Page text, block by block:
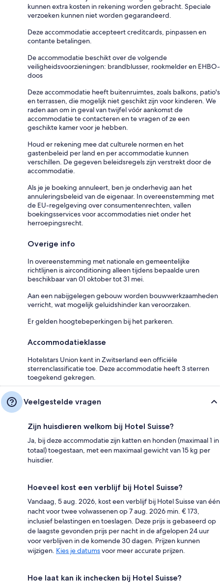
kunnen extra kosten in rekening worden gebracht. Speciale
verzoeken kunnen niet worden gegarandeerd.
Deze accommodatie accepteert creditcards, pinpassen en
contante betalingen.
De accommodatie beschikt over de volgende
veiligheidsvoorzieningen: brandblusser, rookmelder en EHBO-
doos
Deze accommodatie heeft buitenruimtes, zoals balkons, patio's
en terrassen, die mogelijk niet geschikt zijn voor kinderen. We
raden aan om in geval van twijfel vóór aankomst de
accommodatie te contacteren en te vragen of ze een
geschikte kamer voor je hebben.
Houd er rekening mee dat culturele normen en het
gastenbeleid per land en per accommodatie kunnen
verschillen. De gegeven beleidsregels zijn verstrekt door de
accommodatie.
Als je je boeking annuleert, ben je onderhevig aan het
annuleringsbeleid van de eigenaar. In overeenstemming met
de EU-regelgeving over consumentenrechten, vallen
boekingsservices voor accommodaties niet onder het
herroepingsrecht.
Overige info
In overeenstemming met nationale en gemeentelijke
richtlijnen is airconditioning alleen tijdens bepaalde uren
beschikbaar van 01 oktober tot 31 mei.
Aan een nabijgelegen gebouw worden bouwwerkzaamheden
verricht, wat mogelijk geluidshinder kan veroorzaken.
Er gelden hoogtebeperkingen bij het parkeren.
Accommodatieklasse
Hotelstars Union kent in Zwitserland een officiële
sterrenclassificatie toe. Deze accommodatie heeft 3 sterren
toegekend gekregen.
Veelgestelde vragen
Zijn huisdieren welkom bij Hotel Suisse?
Ja, bij deze accommodatie zijn katten en honden (maximaal 1 in
totaal) toegestaan, met een maximaal gewicht van 15 kg per
huisdier.
Hoeveel kost een verblijf bij Hotel Suisse?
Vandaag, 5 aug. 2026, kost een verblijf bij Hotel Suisse van één
nacht voor twee volwassenen op 7 aug. 2026 min. € 173,
inclusief belastingen en toeslagen. Deze prijs is gebaseerd op
de laagste gevonden prijs per nacht in de afgelopen 24 uur
voor verblijven in de komende 30 dagen. Prijzen kunnen
wijzigen. Kies je datumsvoor meer accurate prijzen.
Hoe laat kan ik inchecken bij Hotel Suisse?